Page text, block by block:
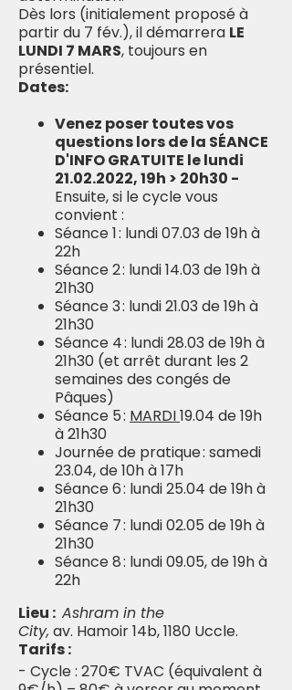
Dès lors (initialement proposé à
partir du 7 fév.), il démarrera LE
LUNDI 7 MARS, toujours en
présentiel.
Dates:
Venez poser toutes vos
questions lors de la SÉANCE
D'INFO GRATUITE le lundi
21.02.2022, 19h > 20h30 -
Ensuite, si le cycle vous
convient :
Séance 1 : lundi 07.03 de 19h à
22h
Séance 2 : lundi 14.03 de 19h à
21h30
Séance 3 : lundi 21.03 de 19h à
21h30
Séance 4 : lundi 28.03 de 19h à
21h30 (et arrêt durant les 2
semaines des congés de
Pâques)
Séance 5 : MARDI19.04 de 19h
à 21h30
Journée de pratique : samedi
23.04, de 10h à 17h
Séance 6 : lundi 25.04 de 19h à
21h30
Séance 7 : lundi 02.05 de 19h à
21h30
Séance 8 : lundi 09.05, de 19h à
22h
Lieu : Ashram in the
City, av. Hamoir 14b, 1180 Uccle.
Tarifs :
- Cycle : 270€ TVAC (équivalent à